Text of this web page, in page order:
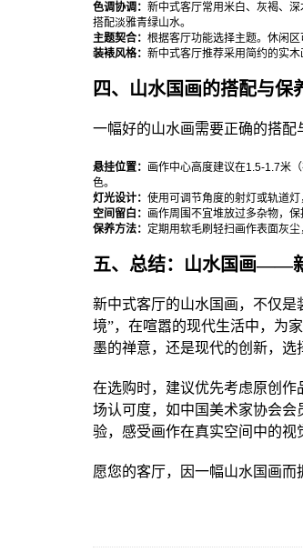
色调协调： 新中式客厅常用米白、灰褐、
搭配淡雅青绿山水。
主题契合： 根据客厅功能选择主题。休闲
装裱风格： 新中式客厅推荐采用简约的实
四、山水国画的搭配与保
一幅好的山水画需要正确的搭配
悬挂位置： 画作中心高度建议在1.5-1.7米
色。
灯光设计： 使用可调节角度的射灯或轨道
空间留白： 画作周围不宜堆放过多杂物，
保养方法： 定期用软毛刷轻扫画作表面灰
五、总结：山水国画——
新中式客厅的山水国画，不仅是
境”，在喧嚣的现代生活中，为
墨的禅意，还是现代的创新，选
在选购时，建议优先考虑原创
场认可度，如中国美术家协会
验，感受画作在真实空间中的视
愿您的客厅，因一幅山水国画而